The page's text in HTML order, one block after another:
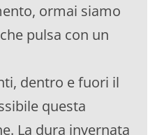
ormai siamo
pulsa con un
dentro e fuori il
questa
La dura invernata